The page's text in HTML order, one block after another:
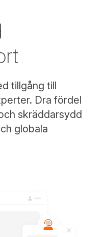
tillgång till
Dra fördel
skräddarsydd
globala